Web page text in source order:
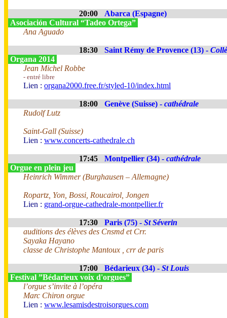
20:00
Abarca (Espagne)
Asociación Cultural “Tadeo Ortega”
Ana Aguado
18:30 Saint Rémy de Provence (13) -
Organa 2014
Jean Michel Robbe
- entré libre
Lien : organa2000.free.fr/styled-10/index.html
18:00 Genève (Suisse) - cathédrale
Rudolf Lutz
Saint-Gall (Suisse)
Lien : www.concerts-cathedrale.ch
17:45 Montpellier (34) - cathédrale
Orgue en plein jeu
Heinrich Wimmer (Burghausen – Allemagne)
Ropartz, Yon, Bossi, Roucairol, Jongen
Lien : grand-orgue-cathedrale-montpellier.fr
17:30 Paris (75) - St Séverin
auditions des élèves des Cnsmd et Crr.
Sayaka Hayano
classe de Christophe Mantoux , crr de paris
17:00 Bédarieux (34) - St Louis
Festival ”Bédarieux voix d'orgues”
l’orgue s’invite à l’opéra
Marc Chiron orgue
Lien : www.lesamisdestroisorgues.com